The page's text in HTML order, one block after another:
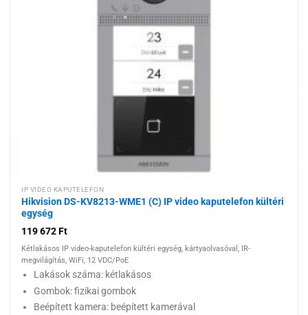
IP VIDEO KAPUTELEFON
Hikvision DS-KV8213-WME1 (C) IP video kaputelefon kültéri
egység
119 672Ft
Kétlakásos IP video-kaputelefon kültéri egység, kártyaolvasóval, IR-
megvilágítás, WiFi, 12 VDC/PoE
Lakások száma: kétlakásos
Gombok: fizikai gombok
Beépített kamera: beépített kamerával